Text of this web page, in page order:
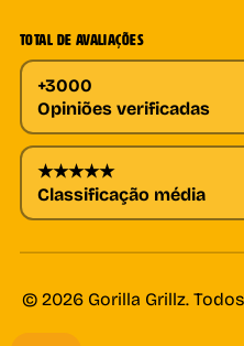
TOTAL DE AVALIAÇÕES
+3000
Opiniões verificadas
★★★★★
Classificação média
© 2026 Gorilla Grillz.